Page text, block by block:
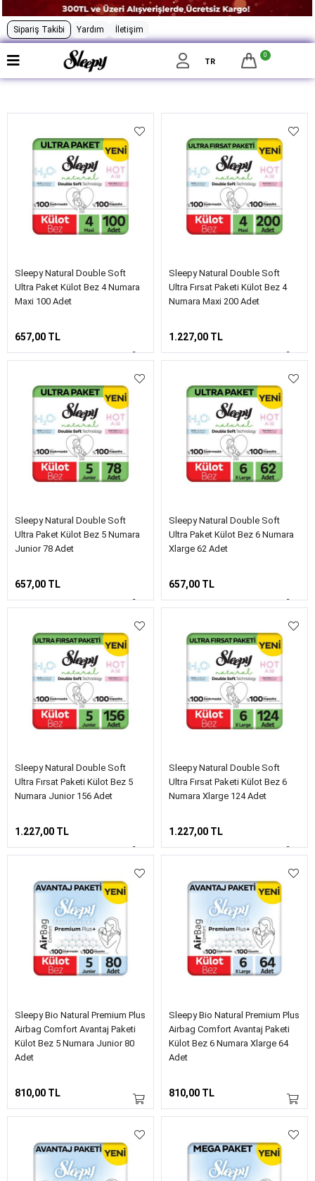
Sipariş Takibi Yardım İletişim
TR
0
Filtrele
Sleepy Natural Double Soft
Ultra Paket Külot Bez 4 Numara
Maxi 100 Adet
657,00 TL
Sleepy Natural Double Soft
Ultra Fırsat Paketi Külot Bez 4
Numara Maxi 200 Adet
1.227,00 TL
Sleepy Natural Double Soft
Ultra Paket Külot Bez 5 Numara
Junior 78 Adet
657,00 TL
Sleepy Natural Double Soft
Ultra Paket Külot Bez 6 Numara
Xlarge 62 Adet
657,00 TL
Sleepy Natural Double Soft
Ultra Fırsat Paketi Külot Bez 5
Numara Junior 156 Adet
1.227,00 TL
Sleepy Natural Double Soft
Ultra Fırsat Paketi Külot Bez 6
Numara Xlarge 124 Adet
1.227,00 TL
Sleepy Bio Natural Premium Plus
Airbag Comfort Avantaj Paketi
Külot Bez 5 Numara Junior 80
Adet
810,00 TL
Sleepy Bio Natural Premium Plus
Airbag Comfort Avantaj Paketi
Külot Bez 6 Numara Xlarge 64
Adet
810,00 TL